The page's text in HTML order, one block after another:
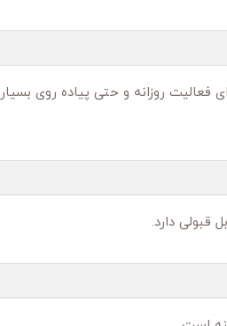
روزانه و حتی پیاده‌ روی بسیار
قبولی دارد.